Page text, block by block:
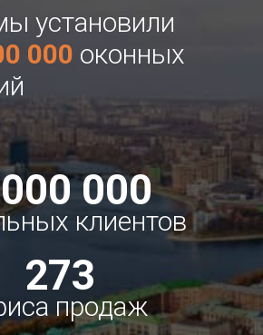
установили
000 оконных
000
клиентов
273
продаж